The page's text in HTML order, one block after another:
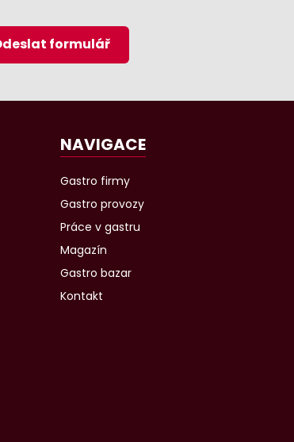
formulář
NAVIGACE
Gastro firmy
Gastro provozy
Práce v gastru
Magazín
Gastro bazar
Kontakt